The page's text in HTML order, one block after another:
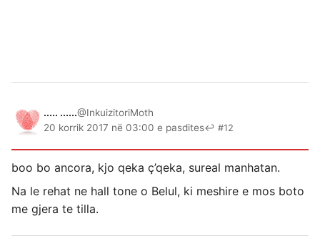
..... ......@InkuizitoriMoth
20 korrik 2017 në 03:00 e pasdites↩ #12
boo bo ancora, kjo qeka ç’qeka, sureal manhatan.
Na le rehat ne hall tone o Belul, ki meshire e mos boto
me gjera te tilla.